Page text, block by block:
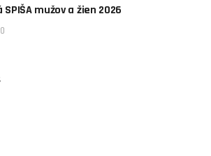
mužov a žien 2026